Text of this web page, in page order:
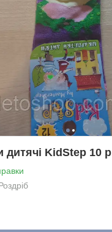
дитячі KidStep 10 р